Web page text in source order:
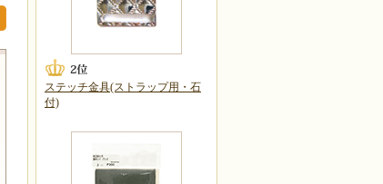
ステッチ金具(ストラップ用・石
付)